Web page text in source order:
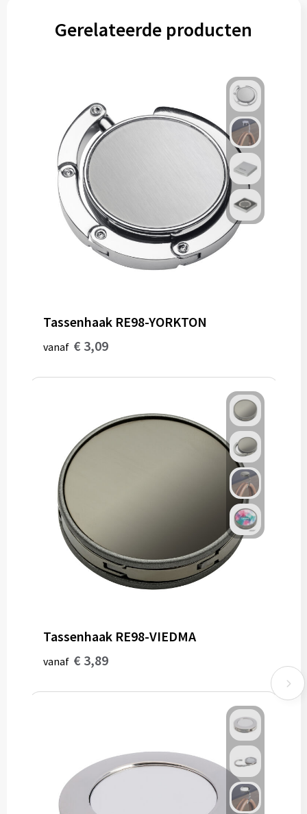
Gerelateerde producten
Tassenhaak RE98-YORKTON
vanaf € 3,09
Tassenhaak RE98-VIEDMA
vanaf € 3,89